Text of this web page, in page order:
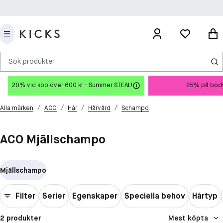
Sök produkter
20% vid köp över 600 kr - Summer STEAL! 25% på
Alla märken / ACO / Hår / Hårvård / Schampo
ACO Mjällschampo
Mjällschampo
Filter Serier Egenskaper Speciella behov Hårtyp
2 produkter Mest köpta